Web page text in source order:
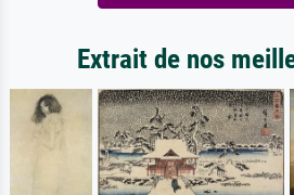
Extrait de nos